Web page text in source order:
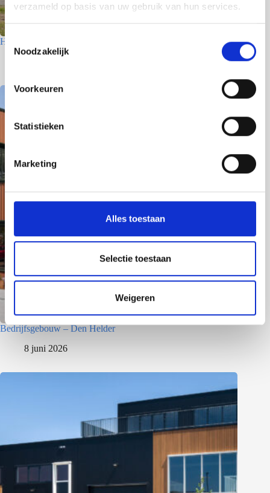
verzameld op basis van uw gebruik van hun services.
T
e
g
c
t
i
Noodzakelijk
Voorkeuren
Statistieken
Marketing
Alles toestaan
Selectie toestaan
Weigeren
Houtfabriek – Utrecht
Bedrijfsgebouw – Den Helder
8 juni 2026